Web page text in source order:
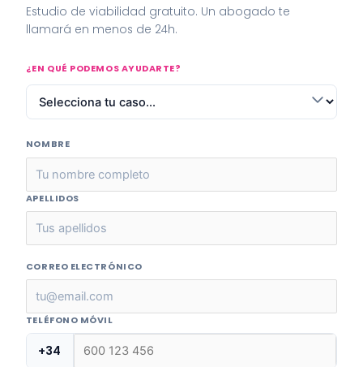
Estudio de viabilidad gratuito. Un abogado te
llamará en menos de 24h.
¿EN QUÉ PODEMOS AYUDARTE?
NOMBRE
APELLIDOS
CORREO ELECTRÓNICO
TELÉFONO MÓVIL
+34